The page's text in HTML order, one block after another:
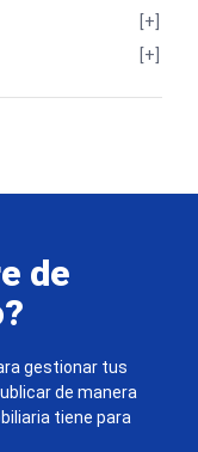
de
gestionar tus
de manera
tiene para